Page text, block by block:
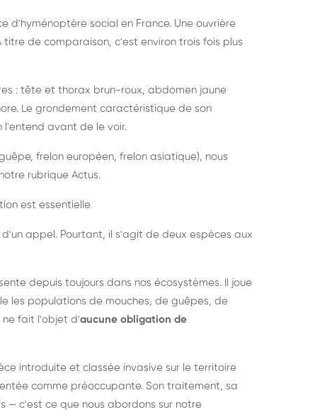
d'hyménoptère social en France. Une ouvrière
de comparaison, c'est environ trois fois plus
: tête et thorax brun-roux, abdomen jaune
Le grondement caractéristique de son
avant de le voir.
frelon européen, frelon asiatique), nous
rubrique Actus.
est essentielle
appel. Pourtant, il s'agit de deux espèces aux
depuis toujours dans nos écosystèmes. Il joue
les populations de mouches, de guêpes, de
ne fait l'objet d'aucune obligation de
introduite et classée invasive sur le territoire
comme préoccupante. Son traitement, sa
c'est ce que nous abordons sur notre